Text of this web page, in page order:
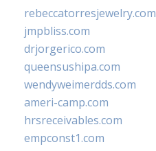
rebeccatorresjewelry.com
jmpbliss.com
drjorgerico.com
queensushipa.com
wendyweimerdds.com
ameri-camp.com
hrsreceivables.com
empconst1.com